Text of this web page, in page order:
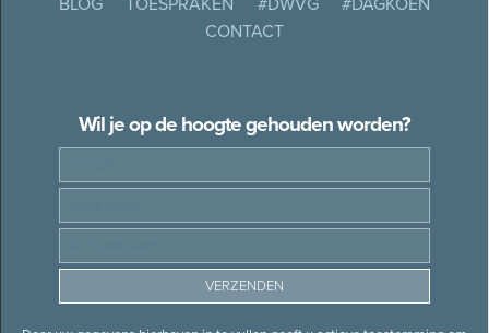
CONTACT
Wil je op de hoogte gehouden worden?